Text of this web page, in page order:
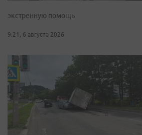
экстренную помощь
9:21, 6 августа 2026